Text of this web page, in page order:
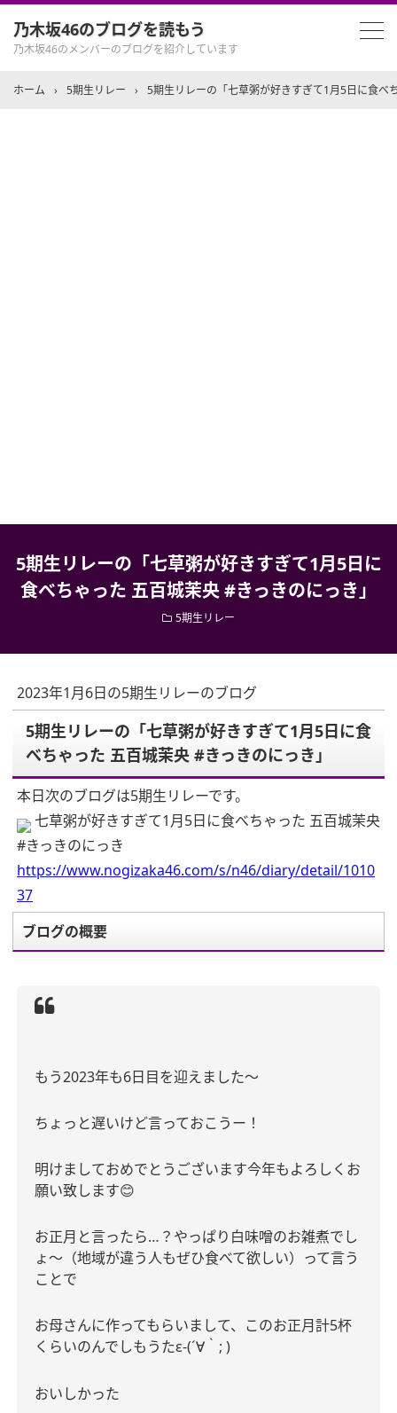
乃木坂46のブログを読もう
乃木坂46のメンバーのブログを紹介しています
ホーム › 5期生リレー › 5期生リレーの「七草粥が好きすぎて1月5日に食べ
5期生リレーの「七草粥が好きすぎて1月5日に
食べちゃった 五百城茉央 #きっきのにっき」
5期生リレー
2023年1月6日の5期生リレーのブログ
5期生リレーの「七草粥が好きすぎて1月5日に食
べちゃった 五百城茉央 #きっきのにっき」
本日次のブログは5期生リレーです。
七草粥が好きすぎて1月5日に食べちゃった 五百城茉央
#きっきのにっき
https://www.nogizaka46.com/s/n46/diary/detail/1010
37
ブログの概要
もう2023年も6日目を迎えました〜
ちょっと遅いけど言っておこうー！
明けましておめでとうございます今年もよろしくお
願い致します😊
お正月と言ったら… ？やっぱり白味噌のお雑煮でし
ょ〜（地域が違う人もぜひ食べて欲しい）って言う
ことで
お母さんに作ってもらいまして、このお正月計5杯
くらいのんでしもうたε-(´∀ ｀ ; )
おいしかった